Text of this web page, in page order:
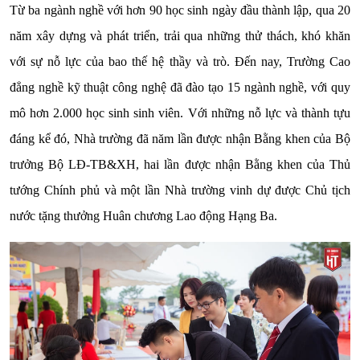
Từ ba ngành nghề với hơn 90 học sinh ngày đầu thành lập, qua 20
năm xây dựng và phát triển, trải qua những thử thách, khó khăn
với sự nỗ lực của bao thế hệ thầy và trò. Đến nay, Trường Cao
đẳng nghề kỹ thuật công nghệ đã đào tạo 15 ngành nghề, với quy
mô hơn 2.000 học sinh sinh viên. Với những nỗ lực và thành tựu
đáng kể đó, Nhà trường đã năm lần được nhận Bằng khen của Bộ
trưởng Bộ LĐ-TB&XH, hai lần được nhận Bằng khen của Thủ
tướng Chính phủ và một lần Nhà trường vinh dự được Chủ tịch
nước tặng thưởng Huân chương Lao động Hạng Ba.